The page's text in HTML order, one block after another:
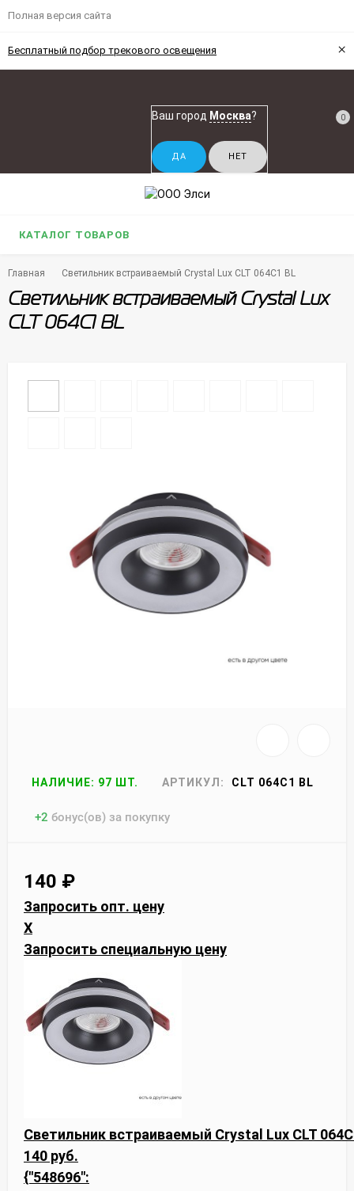
Полная версия сайта
Бесплатный подбор трекового освещения ×
Ваш город Москва? 0
КАТАЛОГ ТОВАРОВ
Главная Светильник встраиваемый Crystal Lux CLT 064C1 BL
Светильник встраиваемый Crystal Lux
CLT 064C1 BL
НАЛИЧИЕ: 97 ШТ. АРТИКУЛ: CLT 064C1 BL
+2 бонус(ов) за покупку
140 ₽
Запросить опт. цену
X
Запросить специальную цену
Светильник встраиваемый Crystal Lux CLT
140 руб.
{"548696":